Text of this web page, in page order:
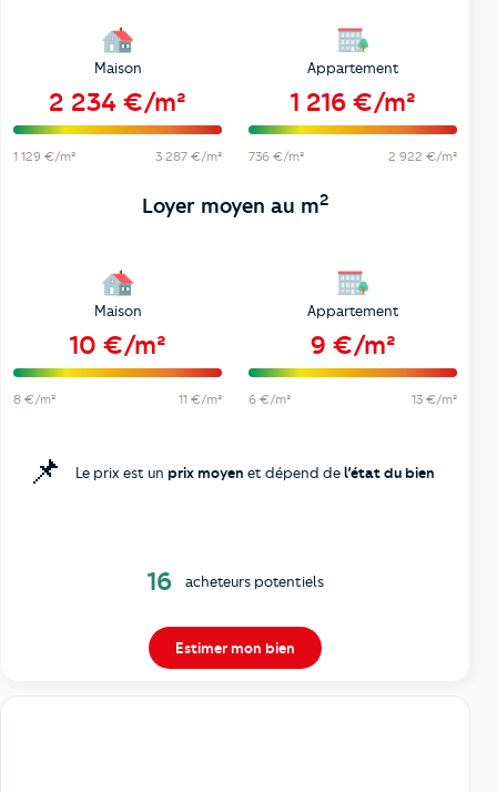
Maison
2 234 €/m²
1 129 €/m² 3 287 €/m²
Appartement
1 216 €/m²
736 €/m² 2 922 €/m²
Loyer moyen au m2
Maison
10 €/m²
8 €/m² 11 €/m²
Appartement
9 €/m²
6 €/m² 13 €/m²
📌 Le prix est un prix moyen et dépend del’état du bien
16 acheteurs potentiels
Estimer mon bien